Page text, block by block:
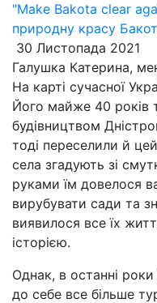
"Make Bakota clear
природну красу
30 Листопада 2021
Галушка Катерина,
На карті сучасної
Його майже 40 років
будівництвом
тоді переселили й цей
села згадують зі
руками їм довелося
вирубувати сади та
виявилося все їх
історією.
Однак, в останні
до себе все більше